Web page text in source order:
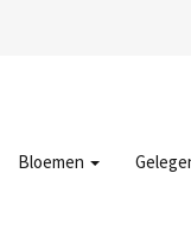
Bloemen